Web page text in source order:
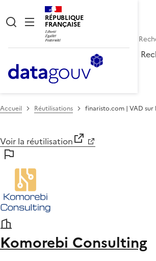
RÉPUBLIQUE
FRANÇAISE
Accueil Réutilisations finaristo.com | VAD sur
Voir la réutilisation
Komorebi Consulting